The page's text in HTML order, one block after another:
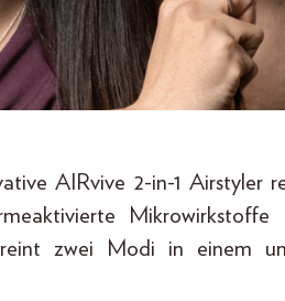
AIRvive 2-in-1 Airstyler
zwei Modi in einem